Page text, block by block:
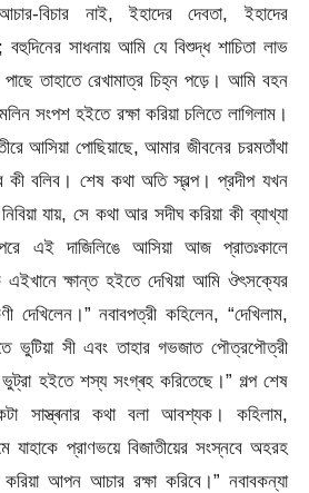
বিচার নাই, ইহাদের দেবতা, ইহাদের
সাধনায় আমি যে বিশুদ্ধ শাচিতা লাভ
তাহাতে রেখামাত্র চিহ্ন পড়ে। আমি বহন
সংপশ হইতে রক্ষা করিয়া চলিতে লাগিলাম।
আসিয়া পোছিয়াছে, আমার জীবনের চরমতাঁথা
কী বলিব। শেষ কথা অতি স্বল্প। প্রদীপ যখন
যায়, সে কথা আর সদীঘ করিয়া কী ব্যাখ্যা
এই দাজিলিঙে আসিয়া আজ প্রাতঃকালে
ক্ষান্ত হইতে দেখিয়া আমি ঔৎসক্যের
দেখিলেন।” নবাবপত্রী কহিলেন, “দেখিলাম,
ভুটিয়া সী এবং তাহার গভজাত পৌত্রপৌত্রী
হইতে শস্য সংগ্ৰহ করিতেছে।” গল্প শেষ
সাস্ত্ৰনার কথা বলা আবশ্যক। কহিলাম,
যাহাকে প্রাণভয়ে বিজাতীয়ের সংস্নবে অহরহ
আপন আচার রক্ষা করিবে।” নবাবকন্যা